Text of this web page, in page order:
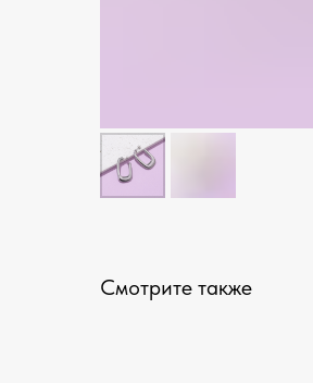
Смотрите также